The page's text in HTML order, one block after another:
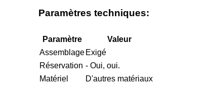
Paramètres techniques:
Paramètre
Valeur
Assemblage Exigé
Réservation - Oui, oui.
Matériel
D'autres matériaux